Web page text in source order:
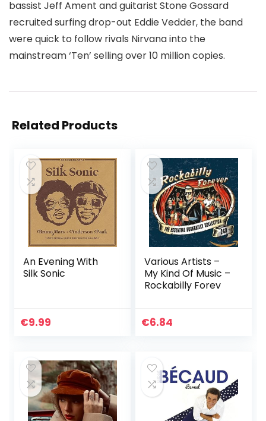
bassist Jeff Ament and guitarist Stone Gossard
recruited surfing drop-out Eddie Vedder, the band
were quick to follow rivals Nirvana into the
mainstream ‘Ten’ selling over 10 million copies.
Related Products
An Evening With
Silk Sonic
€9.99
Various Artists –
My Kind Of Music –
Rockabilly Forev
€6.84